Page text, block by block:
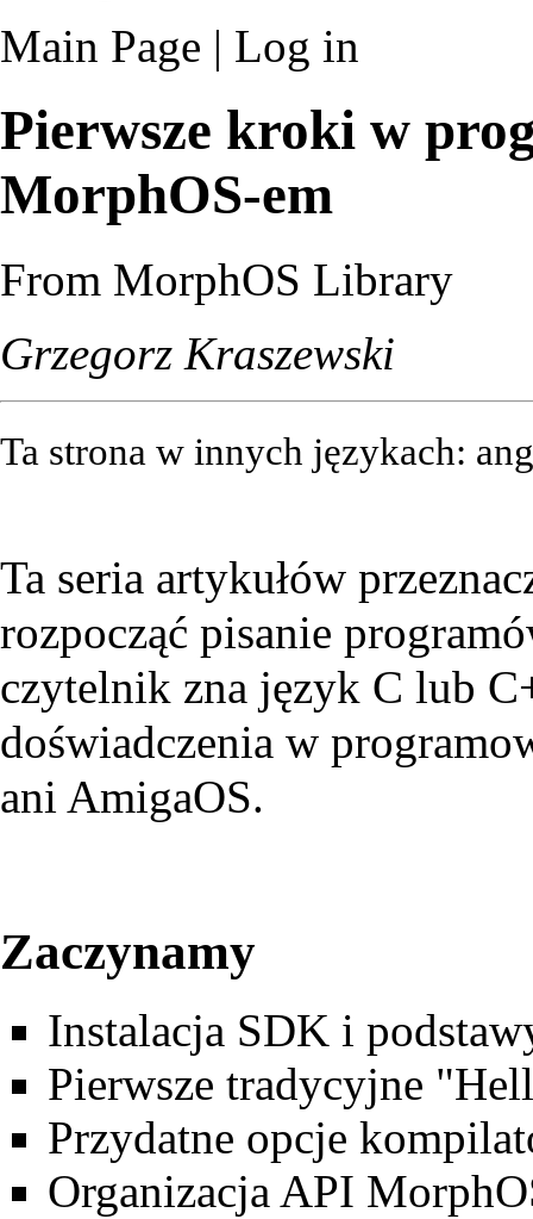
Main Page | Log in
Pierwsze kroki w
MorphOS-em
From MorphOS Library
Grzegorz Kraszewski
Ta strona w innych językach:
Ta seria artykułów
rozpocząć pisanie
czytelnik zna język C lub
doświadczenia w
ani AmigaOS.
Zaczynamy
Instalacja SDK i
Pierwsze tradycyjne
Przydatne opcje
Organizacja API